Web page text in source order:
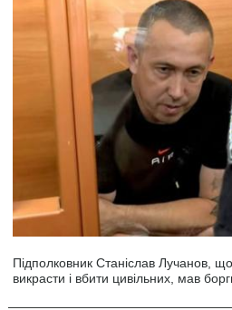
Підполковник Станіслав Лучанов,
викрасти і вбити цивільних, мав